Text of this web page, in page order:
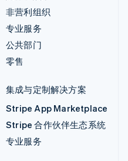
非营利组织
专业服务
公共部门
零售
集成与定制解决方案
Stripe App Marketplace
Stripe 合作伙伴生态系统
专业服务